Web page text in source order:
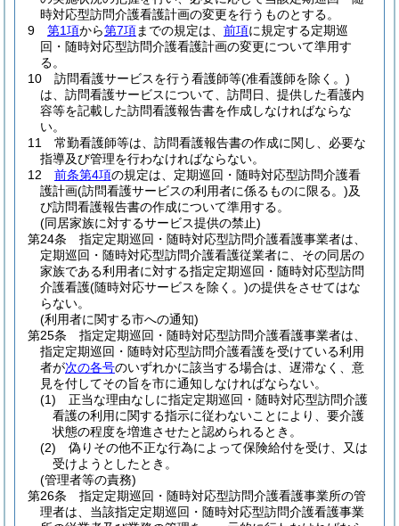
時対応型訪問介護看護計画の変更を行うものとする。
9
第1項から第7項までの規定は、 前項に規定する定期巡
回・随時対応型訪問介護看護計画の変更について準用す
る。
10
訪問看護サービスを行う看護師等(准看護師を除く。)
は、訪問看護サービスについて、訪問日、提供した看護内
容等を記載した訪問看護報告書を作成しなければならな
い。
11
常勤看護師等は、訪問看護報告書の作成に関し、必要な
指導及び管理を行わなければならない。
12
前条第4項の規定は、定期巡回・随時対応型訪問介護看
護計画(訪問看護サービスの利用者に係るものに限る。)及
び訪問看護報告書の作成について準用する。
(同居家族に対するサービス提供の禁止)
第24条
指定定期巡回・随時対応型訪問介護看護事業者は、
定期巡回・随時対応型訪問介護看護従業者に、その同居の
家族である利用者に対する指定定期巡回・随時対応型訪問
介護看護(随時対応サービスを除く。)の提供をさせてはな
らない。
(利用者に関する市への通知)
第25条
指定定期巡回・随時対応型訪問介護看護事業者は、
指定定期巡回・随時対応型訪問介護看護を受けている利用
者が次の各号のいずれかに該当する場合は、遅滞なく、意
見を付してその旨を市に通知しなければならない。
(1)
正当な理由なしに指定定期巡回・随時対応型訪問介護
看護の利用に関する指示に従わないことにより、要介護
状態の程度を増進させたと認められるとき。
(2)
偽りその他不正な行為によって保険給付を受け、又は
受けようとしたとき。
(管理者等の責務)
第26条
指定定期巡回・随時対応型訪問介護看護事業所の管
理者は、当該指定定期巡回・随時対応型訪問介護看護事業